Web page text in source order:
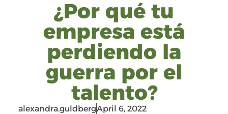
¿Por qué tu
empresa está
perdiendo la
guerra por el
talento?
alexandra.guldbergApril 6, 2022